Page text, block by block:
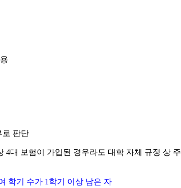
로 판단
4대 보험이 가입된 경우라도 대학 자체 규정 상 주
학기 수가 1 학기 이상 남은 자